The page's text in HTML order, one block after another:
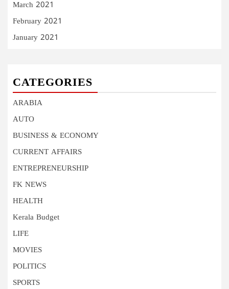
March 2021
February 2021
January 2021
CATEGORIES
ARABIA
AUTO
BUSINESS & ECONOMY
CURRENT AFFAIRS
ENTREPRENEURSHIP
FK NEWS
HEALTH
Kerala Budget
LIFE
MOVIES
POLITICS
SPORTS